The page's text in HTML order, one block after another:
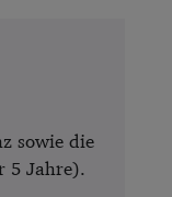
sowie die
5 Jahre).